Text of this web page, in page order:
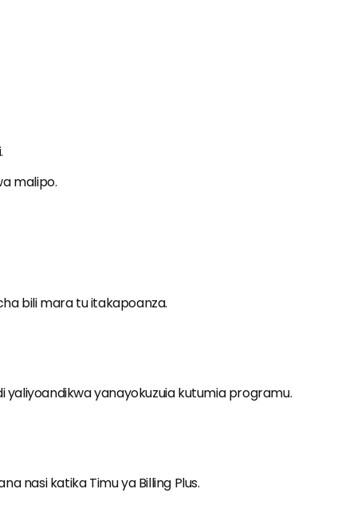
.
malipo.
bili mara tu itakapoanza.
yaliyoandikwa yanayokuzuia kutumia programu.
nasi katika Timu ya Billing Plus.